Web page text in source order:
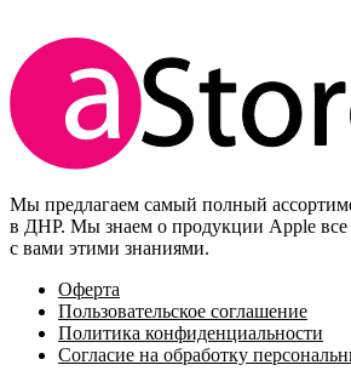
Мы предлагаем самый полный
в ДНР. Мы знаем о продукции Apple все
с вами этими знаниями.
Оферта
Пользовательское соглашение
Политика конфиденциальности
Согласие на обработку